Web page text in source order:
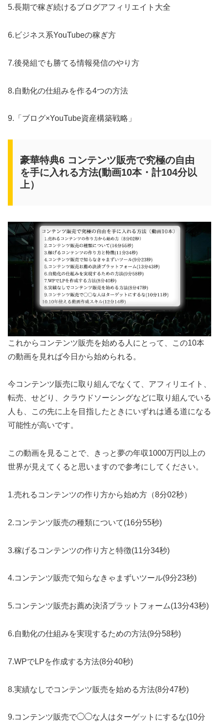
5.長期で稼ぎ続けるブログアフィリエイト大全
6.ビジネス系YouTubeの稼ぎ方
7.後発組でも勝てる情報発信のやり方
8.自動化の仕組みを作る4つの方法
9.「ブログ×YouTube資産構築戦略」
豪華特典6 コンテンツ販売で究極の自由
を手に入れる方法(動画10本・計104分以
上）
これからコンテンツ販売を始める人にとって、この10本
の動画を見れば今日から始められる。
今コンテンツ販売に取り組んでなくて、アフィリエイト、
転売、せどり、クラウドソーシングなどに取り組んでいる
人も、この先に上を目指したときにいずれは通る道になる
可能性が高いです。
この動画を見ることで、きっと夢の年収1000万円以上の
世界が見えてくると思いますので参考にしてください。
1.売れるコンテンツの作り方から始め方（8分02秒）
2.コンテンツ販売の種類について(16分55秒)
3.稼げるコンテンツの作り方と特徴(11分34秒)
4.コンテンツ販売で知らなきゃまずいツール(9分23秒)
5.コンテンツ販売お薦め決済プラットフォーム(13分43秒)
6.自動化の仕組みを実現するための方法(9分58秒)
7.WPでLPを作成する方法(8分40秒)
8.実績なしでコンテンツ販売を始める方法(8分47秒)
9.コンテンツ販売で◯◯な人はターゲットにするな(10分